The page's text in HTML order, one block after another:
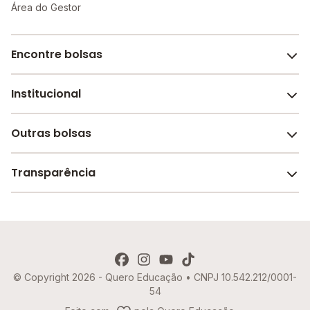
Área do Gestor
Encontre bolsas
Melhores escolas de São Paulo
Escolas por cidade e bairro
Institucional
Sobre o Melhor Escola
Revista Melhor Escola
Outras bolsas
Faculdades e universidades
Transparência
Política de Cookies
© Copyright 2026 - Quero Educação • CNPJ 10.542.212/0001-
54